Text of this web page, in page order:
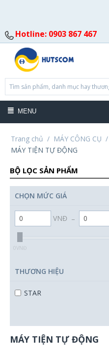
Hotline: 0903 867 467
MENU
Trang chủ / MÁY CÔNG CỤ /
MÁY TIỆN TỰ ĐỘNG
BỘ LỌC SẢN PHẨM
CHỌN MỨC GIÁ
VNĐ –
0VNĐ
THƯƠNG HIỆU
STAR
MÁY TIỆN TỰ ĐỘNG